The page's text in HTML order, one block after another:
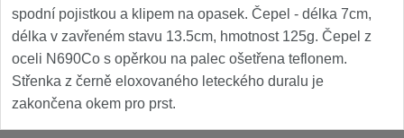
Ostřiče nožů V-Sharp
Brúsky na nože 12
Brúsne kamene 1
spodní pojistkou a klipem na opasek. Čepel - délka 7cm,
délka v zavřeném stavu 13.5cm, hmotnost 125g. Čepel z
oceli N690Co s opěrkou na palec ošetřena teflonem.
Střenka z černě eloxovaného leteckého duralu je
zakončena okem pro prst.